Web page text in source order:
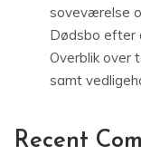
soveværelse
Dødsbo efter
Overblik over
samt
Recent